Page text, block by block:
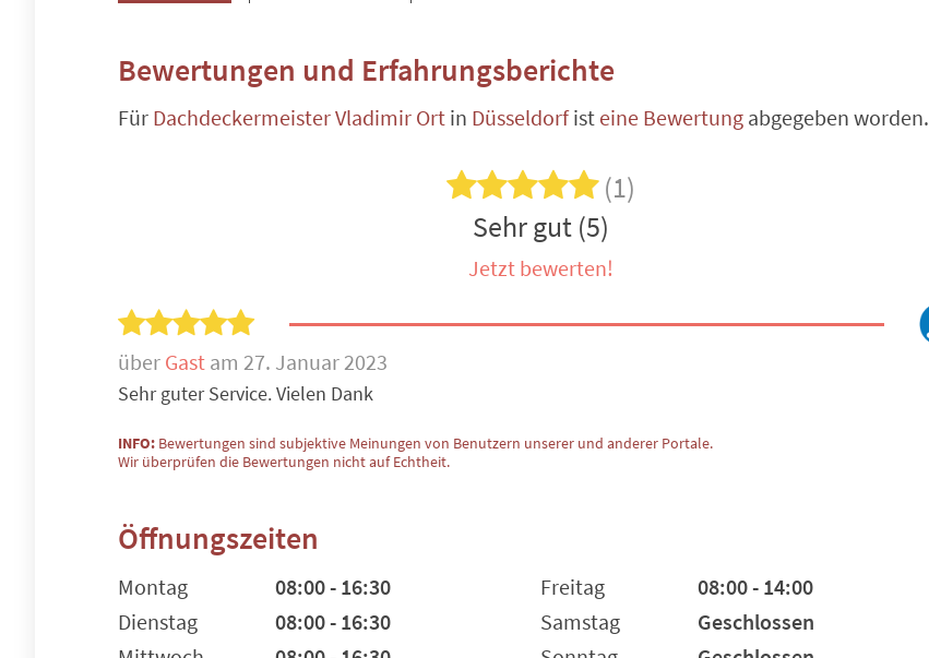
Bewertungen und Erfahrungsberichte
Für Dachdeckermeister Vladimir Ort in Düsseldorfist eine Bewertung abgegeben worden.
(1)
Sehr gut (5)
Jetzt bewerten!
über Gast am 27. Januar 2023
Sehr guter Service. Vielen Dank
INFO: Bewertungen sind subjektive Meinungen von Benutzern unserer und anderer Portale.
Wir überprüfen die Bewertungen nicht auf Echtheit.
Öffnungszeiten
Montag
08:00 - 16:30
Dienstag
08:00 - 16:30
Freitag
08:00 - 14:00
Samstag
Geschlossen